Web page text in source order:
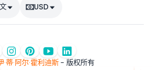
USD
·蒂·阿尔·霍利迪斯- 版权所有